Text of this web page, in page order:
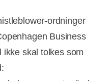
ordninger
Business
ikke skal tolkes som